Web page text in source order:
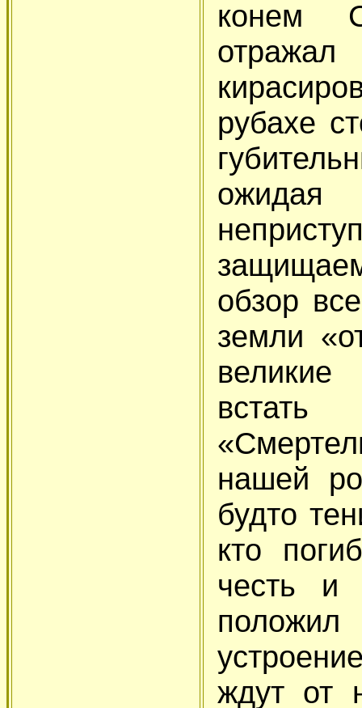
конем
рубахе
обзор
земли
нашей
будто
кто
честь и
ждут от